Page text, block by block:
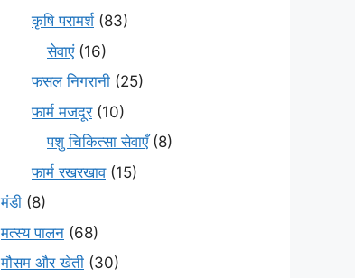
कृषि परामर्श(83)
सेवाएं(16)
फसल निगरानी (25)
फार्म मजदूर(10)
पशु चिकित्सा सेवाएँ(8)
फार्म रखरखाव(15)
मंडी (8)
मत्स्य पालन (68)
मौसम और खेती (30)